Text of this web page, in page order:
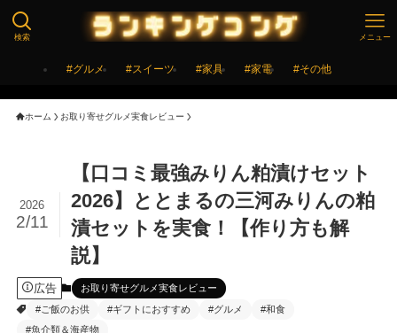
検索 メニュー
#グルメ #スイーツ #家具 #家電 #その他
ホーム お取り寄せグルメ実食レビュー
【口コミ最強みりん粕漬けセット
2026】ととまるの三河みりんの粕
漬セットを実食！【作り方も解
説】
2026
2/11
広告
お取り寄せグルメ実食レビュー
#ご飯のお供
#ギフトにおすすめ #グルメ
#和食
#魚介類＆海産物